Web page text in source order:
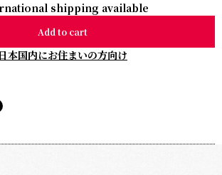
shipping available
Add to cart
日本国内にお住まいの方向け